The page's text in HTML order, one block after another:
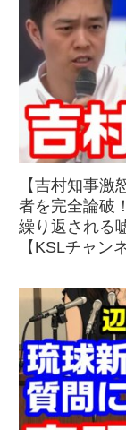
【吉村知事
者を完全論破
繰り返される
【KSLチャン